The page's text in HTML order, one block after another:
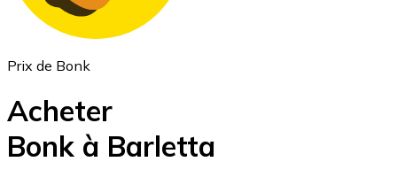
Prix de Bonk
Acheter
Bonk à Barletta